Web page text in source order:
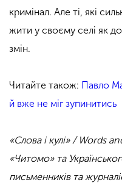
кримінал. Але ті, які
жити у своєму селі як
змін.
Читайте також: Павло
й вже не міг зупинитись
«Слова і кулі» / Words
«Читомо» та
письменників та